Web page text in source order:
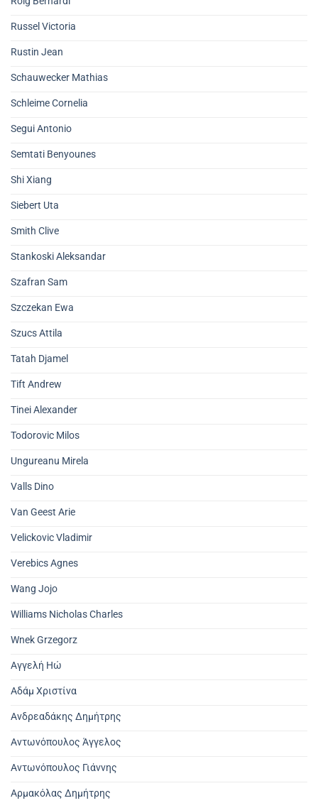
Russel Victoria
Rustin Jean
Schauwecker Mathias
Schleime Cornelia
Segui Antonio
Semtati Benyounes
Shi Xiang
Siebert Uta
Smith Clive
Stankoski Aleksandar
Szafran Sam
Szczekan Ewa
Szucs Attila
Tatah Djamel
Tift Andrew
Tinei Alexander
Todorovic Milos
Ungureanu Mirela
Valls Dino
Van Geest Arie
Velickovic Vladimir
Verebics Agnes
Wang Jojo
Williams Nicholas Charles
Wnek Grzegorz
Αγγελή Ηώ
Αδάμ Χριστίνα
Ανδρεαδάκης Δημήτρης
Αντωνόπουλος Άγγελος
Αντωνόπουλος Γιάννης
Αρμακόλας Δημήτρης